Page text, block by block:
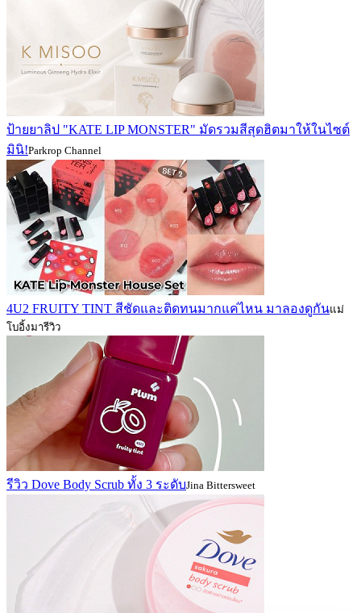
ป้ายยาลิป "KATE LIP MONSTER" มัดรวมสีสุดฮิตมาให้ในไซต์
มินิ!Parkrop Channel
4U2 FRUITY TINT สีชัดและติดทนมากแค่ไหน มาลองดูกันแม่
โบอิ้งมารีวิว
รีวิว Dove Body Scrub ทั้ง 3 ระดับJina Bittersweet